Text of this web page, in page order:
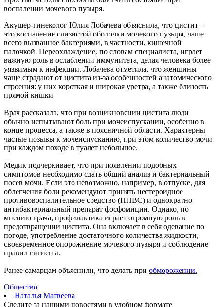
подписчиков в "МАКСе"
Состав ХК ЦСК ВВС пополнили два нападающих
08.08.2026 | 19:39
Вячеслав Федорищев: "В Самарской области сильные,
спортивные и талантливые люди"
08.08.2026 | 19:11
8 августа самарские "Крылья Советов" на домашнем стадионе
уступили "Балтике"
08.08.2026 | 18:41
Вячеслав Федорищев: "У нас очень сильная федерация
08.08.2026 | 17:57
Самарцев приглашают на бесплатные тренировки 9 августа
08.08.2026 | 17:38
8 августа в Самаре косят траву на 20-ти улицах
08.08.2026 | 17:08
программу с 1 сентября
08.08.2026 | 16:39
В Самарской области 8 августа объявили штормовое
предупреждение
08.08.2026 | 16:30
Вячеслав Федорищев вручил награды спортсменам, тренерам
и ветеранам
08.08.2026 | 15:59
Где в Самаре отключат холодную воду с 10 по 12 августа:
список адресов
08.08.2026 | 15:44
области 9 августа
Самарцев приглашают на бесплатные показы советского кино
8 и 9 августа
воспалении мочевого пузыря.
Акушер-гинеколог Юлия Лобачева объяснила, что цистит –
это воспаление слизистой оболочки мочевого пузыря, чаще
всего вызванное бактериями, в частности, кишечной
палочкой. Переохлаждение, по словам специалиста, играет
важную роль в ослаблении иммунитета, делая человека более
уязвимым к инфекции. Лобачева отметила, что женщины
чаще страдают от цистита из-за особенностей анатомического
строения: у них короткая и широкая уретра, а также близость
прямой кишки.
Врач рассказала, что при возникновении цистита люди
обычно испытывают боль при мочеиспускании, особенно в
конце процесса, а также в поясничной области. Характерны
частые позывы к мочеиспусканию, при этом количество мочи
при каждом походе в туалет небольшое.
Медик подчеркивает, что при появлении подобных
симптомов необходимо сдать общий анализ и бактериальный
посев мочи. Если это невозможно, например, в отпуске, для
облегчения боли рекомендуют принять нестероидное
противовоспалительное средство (НПВС) и однократно
антибактериальный препарат фосфомицин. Однако, по
мнению врача, профилактика играет огромную роль в
предотвращении цистита. Она включает в себя одевание по
погоде, употребление достаточного количества жидкости,
своевременное опорожнение мочевого пузыря и соблюдение
правил гигиены.
Ранее самарцам объяснили, что делать при обморожении.
Общество
Наталья Матвеева
Следите за нашими новостями в удобном формате